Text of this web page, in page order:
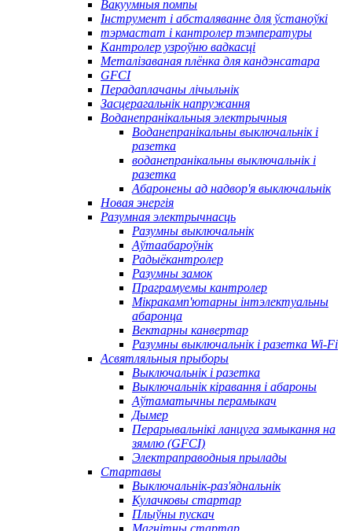
Вакуумныя помпы
Інструмент і абсталяванне для ўстаноўкі
тэрмастат і кантролер тэмпературы
Кантролер узроўню вадкасці
Металізаваная плёнка для кандэнсатара
GFCI
Перадаплачаны лічыльнік
Засцерагальнік напружання
Воданепранікальныя электрычныя
Воданепранікальны выключальнік і
разетка
воданепранікальны выключальнік і
разетка
Абаронены ад надвор'я выключальнік
Новая энергія
Разумная электрычнасць
Разумны выключальнік
Аўтаабароўнік
Радыёкантролер
Разумны замок
Праграмуемы кантролер
Мікракамп'ютарны інтэлектуальны
абаронца
Вектарны канвертар
Разумны выключальнік і разетка Wi-Fi
Асвятляльныя прыборы
Выключальнік і разетка
Выключальнік кіравання і абароны
Аўтаматычны перамыкач
Дымер
Перарывальнікі ланцуга замыкання на
зямлю (GFCI)
Электраправодныя прылады
Стартавы
Выключальнік-раз'яднальнік
Кулачковы стартар
Плыўны пускач
Магнітны стартар